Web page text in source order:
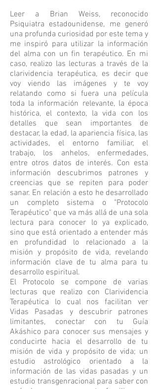
Leer a Brian Weiss, reconocido
Psiquiatra estadounidense, me generó
una profunda curiosidad por este tema y
me inspiró para utilizar la información
del alma con un fin terapéutico. En mi
caso, realizo las lecturas a través de la
clarividencia terapéutica, es decir que
voy viendo las imágenes y te voy
relatando como si fuera una película
toda la información relevante, la época
histórica, el contexto, la vida con los
detalles que sean importantes de
destacar, la edad, la apariencia física, las
actividades, el entorno familiar, el
trabajo, los anhelos, enfermedades,
entre otros datos de interés. Con esta
información descubrimos patrones y
creencias que se repiten para poder
sanar. En relación a esto he desarrollado
un completo sistema o "Protocolo
Terapéutico" que va más allá de una sola
lectura para conocer lo ya explicado,
sino que está orientado a entender más
en profundidad lo relacionado a la
misión y propósito de vida, revelando
información clave de tu alma para tu
desarrollo espiritual.
El Protocolo se compone de varias
lecturas que realizo con Clarividencia
Terapéutica lo cual nos facilitan ver
Vidas Pasadas y descubrir patrones
limitantes, conectar con tu Guía
Akáshico para conocer sus mensajes y
conducirte hacia el desarrollo de tu
misión de vida y propósito de vida; un
estudio astrológico orientado a la
información de las vidas pasadas y un
estudio transgenracional para saber con